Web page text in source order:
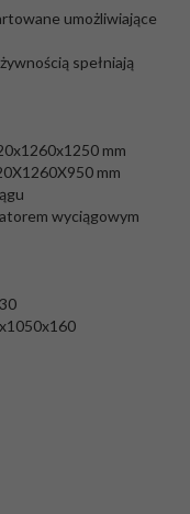
umożliwiające
spełniają
mm
mm
wyciągowym